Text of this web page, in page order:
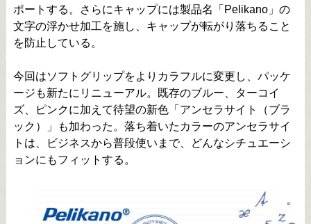
ポートする。さらにキャップには製品名「Pelikano」の
文字の浮かせ加工を施し、キャップが転がり落ちること
を防止している。
今回はソフトグリップをよりカラフルに変更し、パッケ
ージも新たにリニューアル。既存のブルー、ターコイ
ズ、ピンクに加えて待望の新色「アンセラサイト（ブラ
ック）」も加わった。落ち着いたカラーのアンセラサイ
トは、ビジネスから普段使いまで、どんなシチュエーシ
ョンにもフィットする。